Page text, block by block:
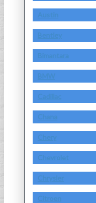
Austin
Bentley
Bimantara
BMW
Cadillac
Chana
Chery
Chevrolet
Chrysler
Citroen